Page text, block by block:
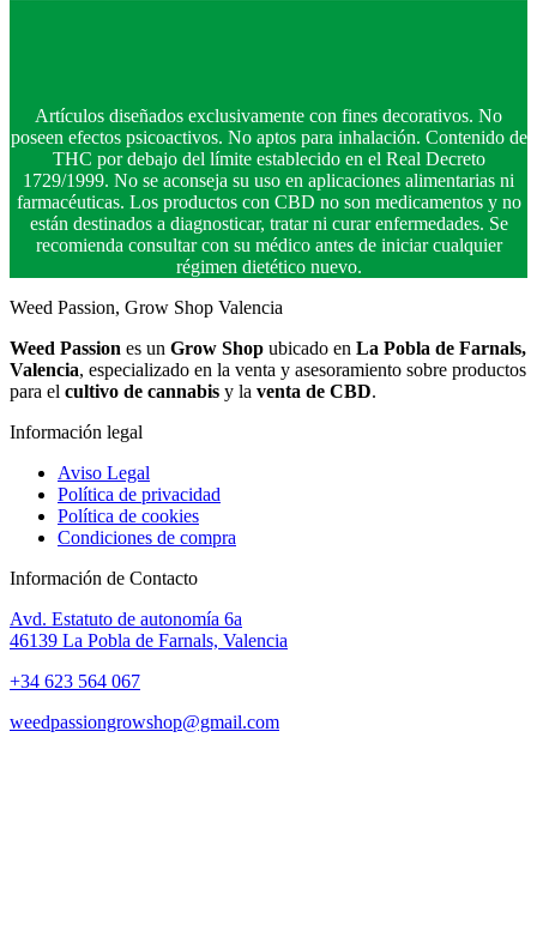
Artículos diseñados exclusivamente con fines decorativos. No
poseen efectos psicoactivos. No aptos para inhalación. Contenido de
THC por debajo del límite establecido en el Real Decreto
1729/1999. No se aconseja su uso en aplicaciones alimentarias ni
farmacéuticas. Los productos con CBD no son medicamentos y no
están destinados a diagnosticar, tratar ni curar enfermedades. Se
recomienda consultar con su médico antes de iniciar cualquier
régimen dietético nuevo.
Weed Passion, Grow Shop Valencia
Weed Passion es un Grow Shop ubicado en La Pobla de Farnals,
Valencia, especializado en la venta y asesoramiento sobre productos
para el cultivo de cannabis y la venta de CBD.
Información legal
Aviso Legal
Política de privacidad
Política de cookies
Condiciones de compra
Información de Contacto
Avd. Estatuto de autonomía 6a
46139 La Pobla de Farnals, Valencia
+34 623 564 067
weedpassiongrowshop@gmail.com